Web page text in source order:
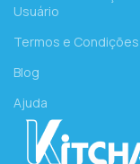
Usuário
Termos e
Blog
Ajuda